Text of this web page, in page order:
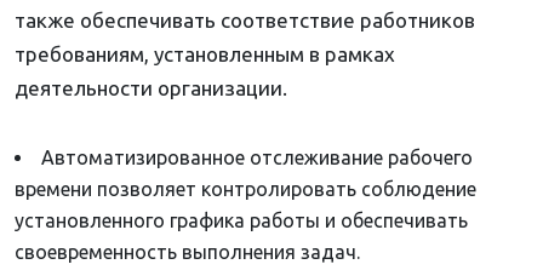
также обеспечивать соответствие работников
требованиям, установленным в рамках
деятельности организации.
Автоматизированное отслеживание рабочего
времени позволяет контролировать соблюдение
установленного графика работы и обеспечивать
своевременность выполнения задач.